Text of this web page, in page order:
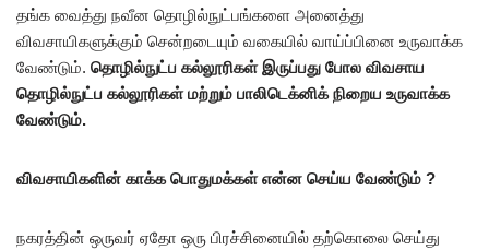
தங்க வைத்து நவீன தொழில்நுட்பங்களை அனைத்து
விவசாயிகளுக்கும் சென்றடையும் வகையில் வாய்ப்பினை உருவாக்க
வேண்டும். தொழில்நுட்ப கல்லூரிகள் இருப்பது போல விவசாய
தொழில்நுட்ப கல்லூரிகள் மற்றும் பாலிடெக்னிக் நிறைய உருவாக்க
வேண்டும்.
விவசாயிகளின் காக்க பொதுமக்கள் என்ன செய்ய வேண்டும் ?
நகரத்தின் ஒருவர் ஏதோ ஒரு பிரச்சினையில் தற்கொலை செய்து